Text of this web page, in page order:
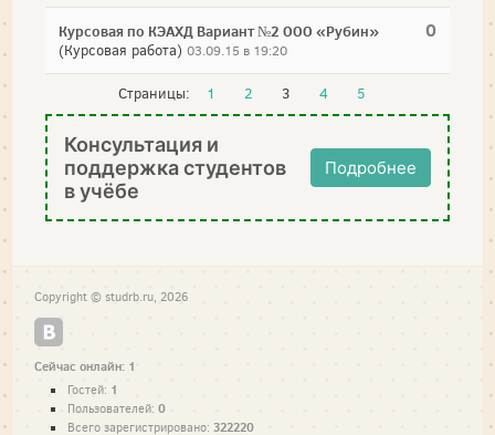
0
Курсовая по КЭАХД Вариант №2 ООО «Рубин»
(Курсовая работа) 03.09.15 в 19:20
Страницы: 1 2 3 4 5
Консультация и
поддержка студентов
в учёбе
Подробнее
Copyright © studrb.ru, 2026
Сейчас онлайн: 1
Гостей: 1
Пользователей: 0
Всего зарегистрировано: 322220